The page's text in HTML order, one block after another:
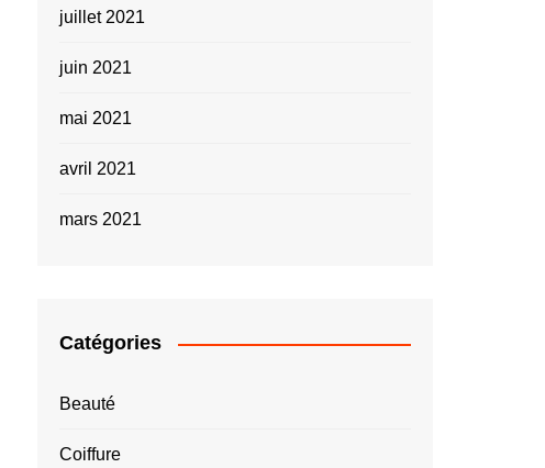
juillet 2021
juin 2021
mai 2021
avril 2021
mars 2021
Catégories
Beauté
Coiffure